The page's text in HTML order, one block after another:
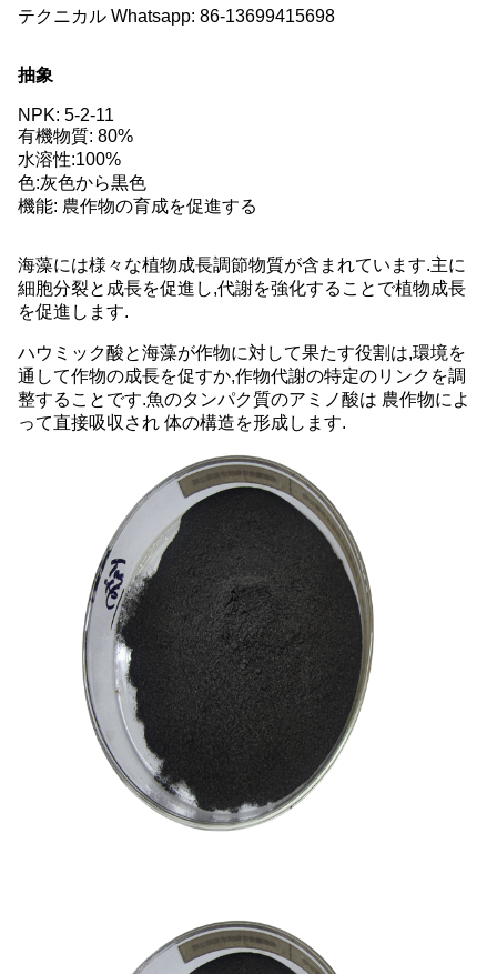
テクニカル Whatsapp: 86-13699415698
抽象
NPK: 5-2-11
有機物質: 80%
水溶性:100%
色:灰色から黒色
機能: 農作物の育成を促進する
海藻には様々な植物成長調節物質が含まれています.主に
細胞分裂と成長を促進し,代謝を強化することで植物成長
を促進します.
ハウミック酸と海藻が作物に対して果たす役割は,環境を
通して作物の成長を促すか,作物代謝の特定のリンクを調
整することです.魚のタンパク質のアミノ酸は 農作物によ
って直接吸収され 体の構造を形成します.